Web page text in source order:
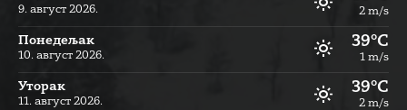
9. август 2026. 2 m/s
Понедељак
10. август 2026.
39°C
1 m/s
Уторак
11. август 2026.
39°C
2 m/s